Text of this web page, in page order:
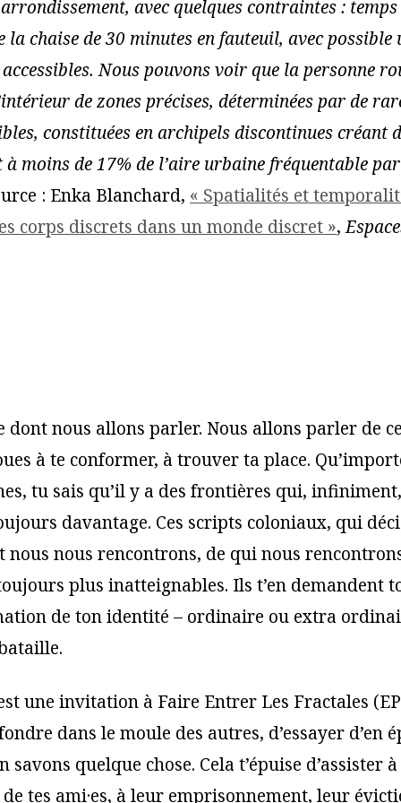
avec quelques contraintes :
la chaise de 30 minutes en fauteuil, avec
Nous pouvons voir que la personne
de zones précises, déterminées par de
constituées en archipels discontinues créant
moins de 17% de l’aire urbaine fréquentable
: Enka Blanchard, « Spatialités et
corps discrets dans un monde discret »,
dont nous allons parler. Nous allons parler de
à te conformer, à trouver ta place.
tu sais qu’il y a des frontières qui,
davantage. Ces scripts coloniaux, qui
nous nous rencontrons, de qui nous
plus inatteignables. Ils t’en demandent
de ton identité – ordinaire ou extra
une invitation à Faire Entrer Les Fractales
dans le moule des autres, d’essayer d’en
savons quelque chose. Cela t’épuise d’assister
tes ami·es, à leur emprisonnement, leur